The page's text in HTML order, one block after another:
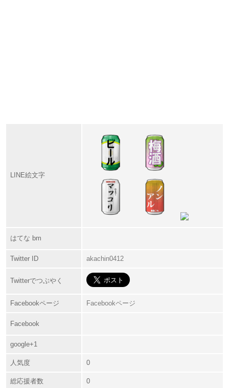
LINE絵文字
はてな bm
Twitter ID akachin0412
Twitterでつぶやく
Facebookページ Facebookページ
Facebook
google+1
人気度 0
総応援者数 0